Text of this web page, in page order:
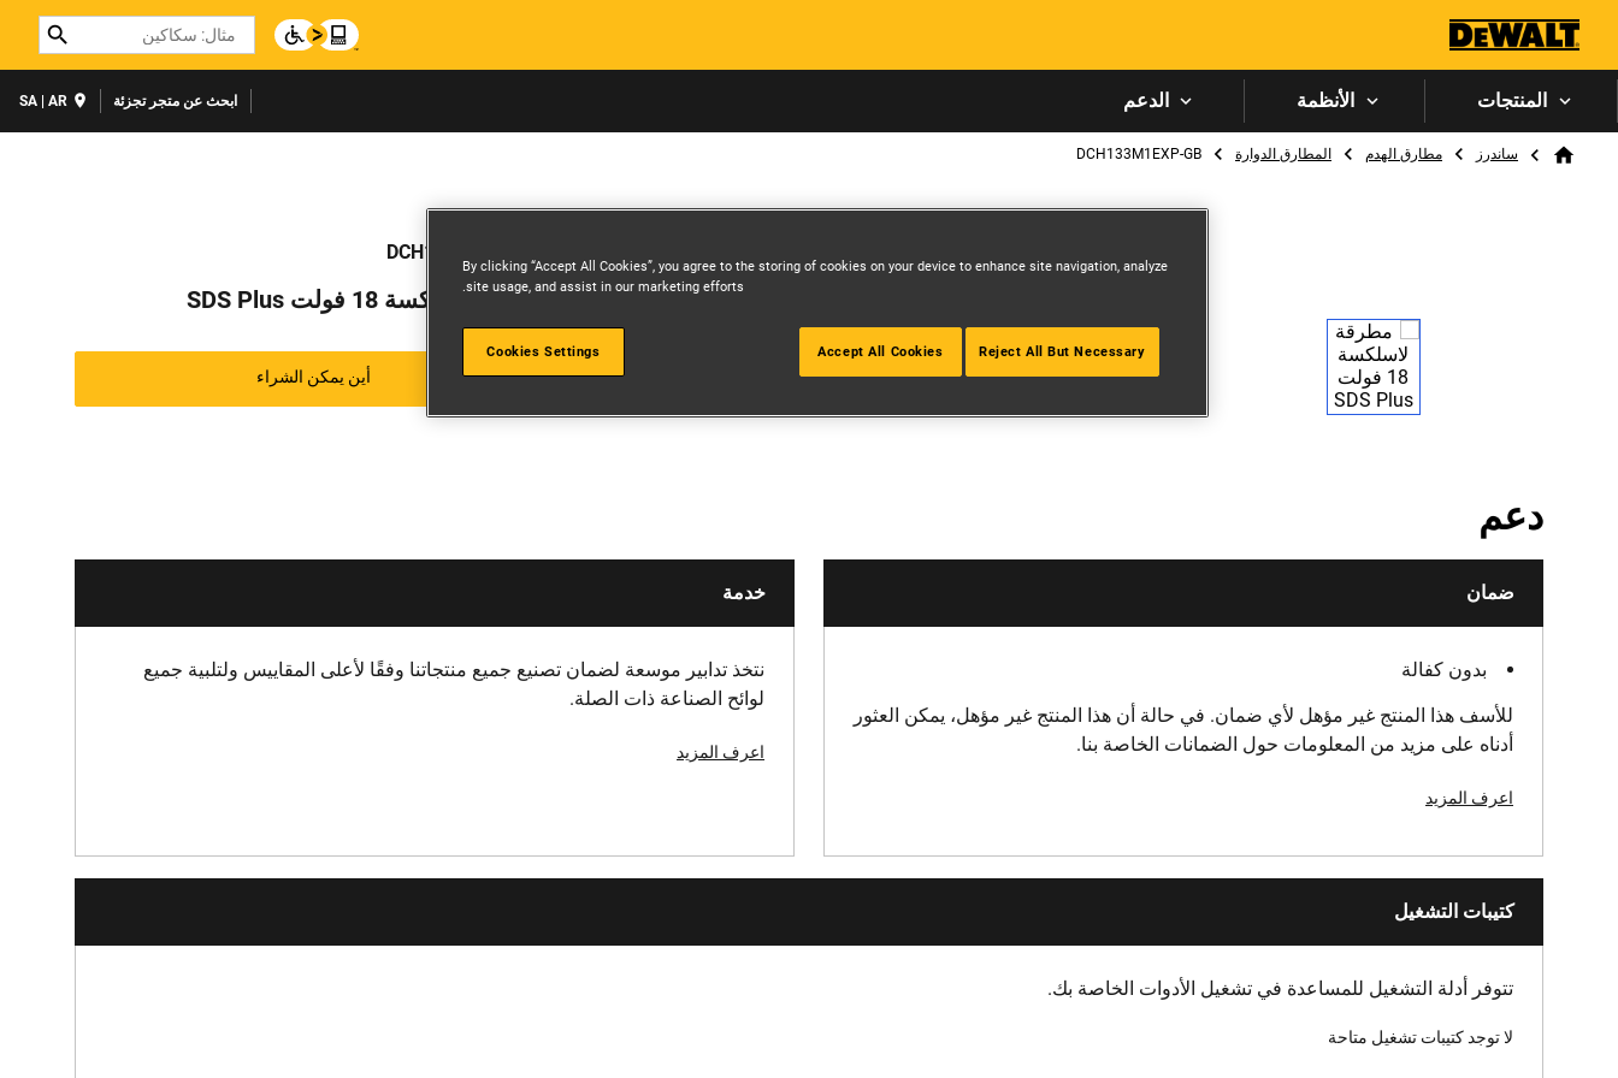
Search
المنتجات الأنظمة الدعم ابحث عن متجر تجزئة SA | AR
Breadcrumb
Homeساندرز مطارق الهدم المطارق الدوارة DCH133M1EXP-GB
DCH133M1EXP-GB
مطرقة لاسلكسة 18 فولت SDS Plus
أين يمكن الشراء
دعم
ضمان
بدون كفالة
للأسف هذا المنتج غير مؤهل لأي ضمان. في حالة أن هذا المنتج غير مؤهل، يمكن العثور
أدناه على مزيد من المعلومات حول الضمانات الخاصة بنا.
اعرف المزيد
خدمة
نتخذ تدابير موسعة لضمان تصنيع جميع منتجاتنا وفقًا لأعلى المقاييس ولتلبية جميع
لوائح الصناعة ذات الصلة.
اعرف المزيد
كتيبات التشغيل
تتوفر أدلة التشغيل للمساعدة في تشغيل الأدوات الخاصة بك.
لا توجد كتيبات تشغيل متاحة
By clicking “Accept All Cookies”, you agree to the storing of cookies on your device to enhance site navigation, analyze
site usage, and assist in our marketing efforts.
Cookies Settings Reject All But Necessary
Accept All Cookies